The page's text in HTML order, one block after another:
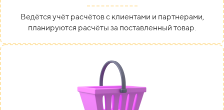
Ведётся учёт расчётов с клиентами и партнерами,
планируются расчёты за поставленный товар.